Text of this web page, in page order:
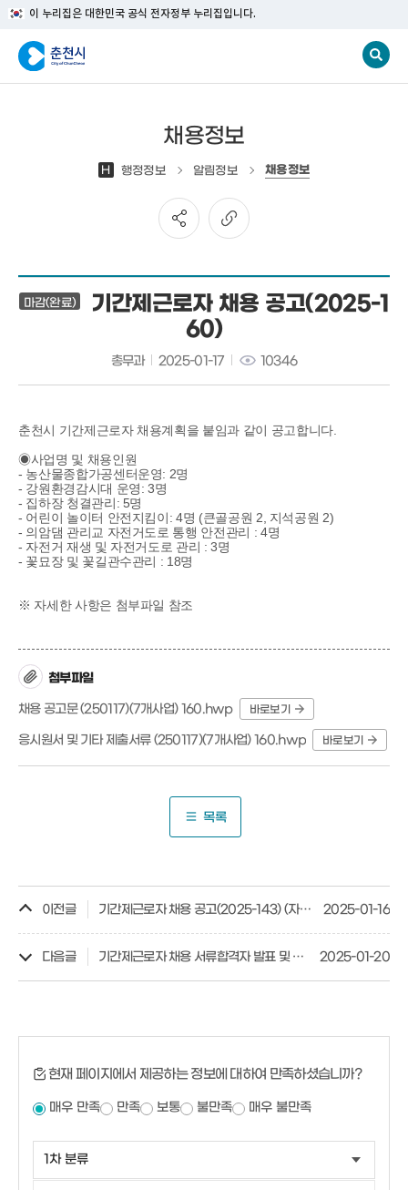
이 누리집은 대한민국 공식 전자정부 누리집입니다.
채용정보
H 행정정보 알림정보 채용정보
마감(완료)
기간제근로자 채용 공고(2025-1
60)
총무과 2025-01-17 10346
춘천시 기간제근로자 채용계획을 붙임과 같이 공고합니다.
◉사업명 및 채용인원
- 농산물종합가공센터운영: 2명
- 강원환경감시대 운영: 3명
- 집하장 청결관리: 5명
- 어린이 놀이터 안전지킴이: 4명 (큰골공원 2, 지석공원 2)
- 의암댐 관리교 자전거도로 통행 안전관리 : 4명
- 자전거 재생 및 자전거도로 관리 : 3명
- 꽃묘장 및 꽃길관수관리 : 18명
※ 자세한 사항은 첨부파일 참조
첨부파일
채용 공고문 (250117)(7개사업) 160.hwp
바로보기
응시원서 및 기타 제출서류 (250117)(7개사업) 160.hwp 바로보기
목록
이전글 기간제근로자 채용 공고(2025-143) (자원순환관리사) 2025-01-16
다음글 기간제근로자 채용 서류합격자 발표 및 면접일정 공고(2025-15) 2025-01-20
현재 페이지에서 제공하는 정보에 대하여 만족하셨습니까?
매우 만족 만족 보통 불만족 매우 불만족